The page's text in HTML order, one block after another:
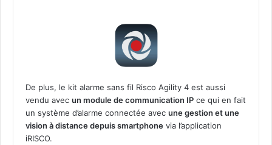
De plus, le kit alarme sans fil Risco Agility 4 est aussi
vendu avec un module de communication IP ce qui en fait
un système d’alarme connectée avec une gestion et une
vision à distance depuis smartphone via l’application
iRISCO.